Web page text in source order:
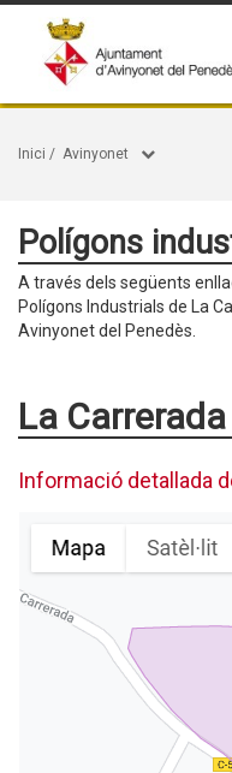
Inici / Avinyonet
Polígons
A través dels següents
Polígons Industrials de La
Avinyonet del Penedès.
La Carrerada
Informació detallada